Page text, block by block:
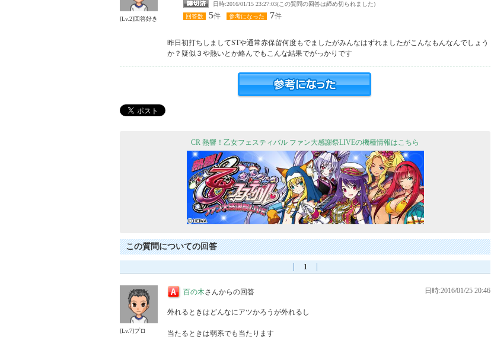
[Lv.2]回答好き
日時:2016/01/15 23:27:03(この質問の回答は締め切られました)
回答数
5件 参考になった 7件
昨日初打ちしましてSTや通常赤保留何度もでましたがみんなはずれましたがこんなもんなんでしょう
か？疑似３や熱いとか絡んでもこんな結果でがっかりです
CR 熱響！乙女フェスティバル ファン大感謝祭LIVEの機種情報はこちら
この質問についての回答
1
[Lv.7]プロ
百の木さんからの回答 日時:2016/01/25 20:46
外れるときはどんなにアツかろうが外れるし
当たるときは弱系でも当たります